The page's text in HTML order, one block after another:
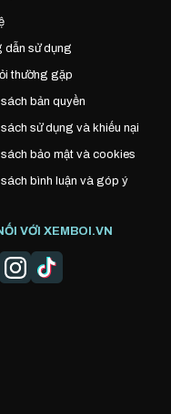
dẫn sử dụng
thường gặp
bản quyền
sử dụng và khiếu nại
bảo mật và cookies
bình luận và góp ý
VỚI XEMBOI.VN